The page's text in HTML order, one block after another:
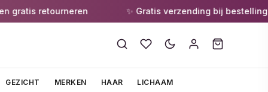
retourneren ✨ Gratis verzending bij bestellingen
GEZICHT MERKEN HAAR LICHAAM